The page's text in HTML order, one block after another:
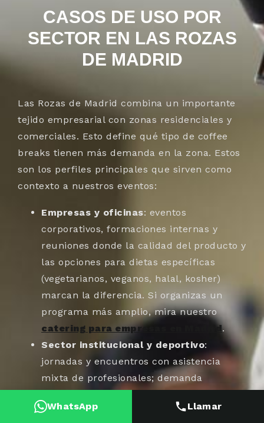
CASOS DE USO POR
SECTOR EN LAS ROZAS
DE MADRID
Las Rozas de Madrid combina un importante
tejido empresarial con zonas residenciales y
comerciales. Esto define qué tipo de coffee
breaks tienen más demanda en la zona. Estos
son los perfiles principales que sirven como
contexto a nuestros eventos:
Empresas y oficinas: eventos
corporativos, formaciones internas y
reuniones donde la calidad del producto y
las opciones para dietas específicas
(vegetarianos, veganos, halal, kosher)
marcan la diferencia. Si organizas un
programa más amplio, mira nuestro
catering para empresas en Madrid.
Sector institucional y deportivo:
jornadas y encuentros con asistencia
mixta de profesionales; demanda
Comercio y retail
: eventos de marca,
WhatsApp Llamar